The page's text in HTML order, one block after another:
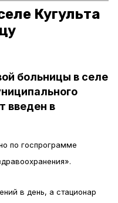
Кугульта
больницы в селе
введен в
по госпрограмме
в день, а стационар